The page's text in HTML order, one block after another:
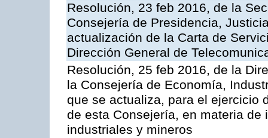
Resolución, 23 feb 2016, de la
Consejería de Presidencia,
actualización de la Carta de
Dirección General de
Resolución, 25 feb 2016, de la
la Consejería de Economía,
que se actualiza, para el ejercicio
de esta Consejería, en materia
industriales y mineros